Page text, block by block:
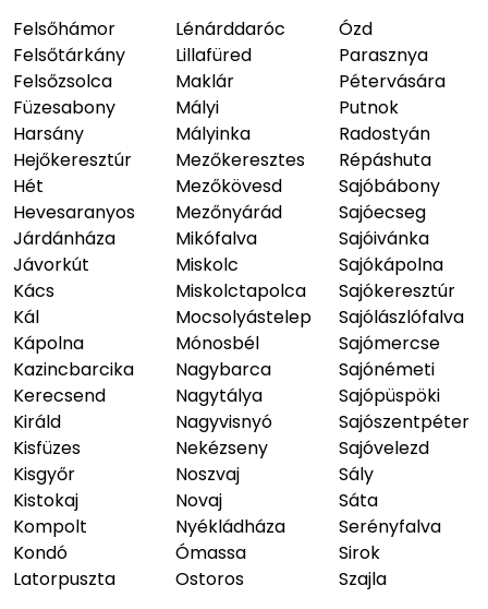
Felsőhámor
Felsőtárkány
Felsőzsolca
Füzesabony
Harsány
Hejőkeresztúr
Hét
Hevesaranyos
Járdánháza
Jávorkút
Kács
Kál
Kápolna
Kazincbarcika
Kerecsend
Királd
Kisfüzes
Kisgyőr
Kistokaj
Kompolt
Kondó
Latorpuszta
Lénárddaróc
Lillafüred
Maklár
Mályi
Mályinka
Mezőkeresztes
Mezőkövesd
Mezőnyárád
Mikófalva
Miskolc
Miskolctapolca
Mocsolyástelep
Mónosbél
Nagybarca
Nagytálya
Nagyvisnyó
Nekézseny
Noszvaj
Novaj
Nyékládháza
Ómassa
Ostoros
Ózd
Parasznya
Pétervására
Putnok
Radostyán
Répáshuta
Sajóbábony
Sajóecseg
Sajóivánka
Sajókápolna
Sajókeresztúr
Sajólászlófalva
Sajómercse
Sajónémeti
Sajópüspöki
Sajószentpéter
Sajóvelezd
Sály
Sáta
Serényfalva
Sirok
Szajla